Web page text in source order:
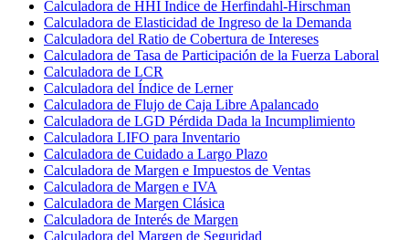
Calculadora de HHI Índice de Herfindahl-Hirschman
Calculadora de Elasticidad de Ingreso de la Demanda
Calculadora del Ratio de Cobertura de Intereses
Calculadora de Tasa de Participación de la Fuerza Laboral
Calculadora de LCR
Calculadora del Índice de Lerner
Calculadora de Flujo de Caja Libre Apalancado
Calculadora de LGD Pérdida Dada la Incumplimiento
Calculadora LIFO para Inventario
Calculadora de Cuidado a Largo Plazo
Calculadora de Margen e Impuestos de Ventas
Calculadora de Margen e IVA
Calculadora de Margen Clásica
Calculadora de Interés de Margen
Calculadora del Margen de Seguridad